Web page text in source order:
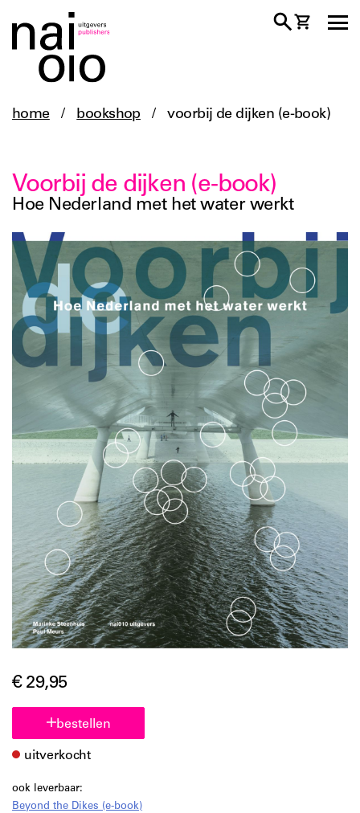
home / bookshop / voorbij de dijken (e-book)
Voorbij de dijken (e-book)
Hoe Nederland met het water werkt
€ 29,95
bestellen
uitverkocht
ook leverbaar:
Beyond the Dikes (e-book)